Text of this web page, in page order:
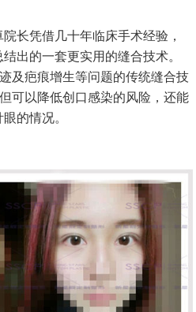
长凭借几十年临床手术经验，
出的一套更实用的缝合技术。
及疤痕增生等问题的传统缝合技
可以降低创口感染的风险，还能
的情况。